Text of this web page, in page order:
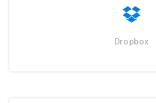
Dropbox